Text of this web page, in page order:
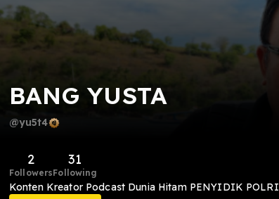
BANG YUSTA
@yu5t4
2
Followers
31
Following
Konten Kreator Podcast Dunia Hitam PENYIDIK POLRI